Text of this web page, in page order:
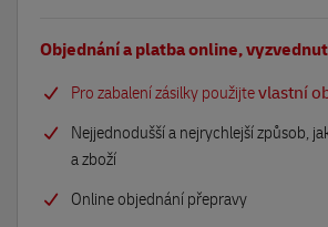
Objednání a platba online,
Pro zabalení zásilky použijtevlastní
Nejjednodušší a nejrychlejší způsob,
a zboží
Online objednání přepravy